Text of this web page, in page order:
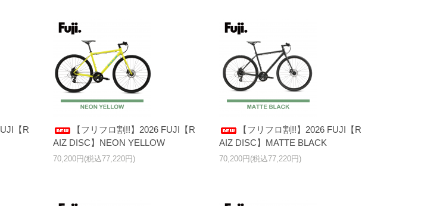
【R
【フリフロ割!!】2026 FUJI【R
AIZ DISC】NEON YELLOW
70,200円(税込77,220円)
【フリフロ割!!】2026 FUJI【R
AIZ DISC】MATTE BLACK
70,200円(税込77,220円)